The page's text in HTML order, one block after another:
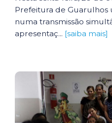
Prefeitura de Guarulhos
numa transmissão
apresentaç... [saiba mais]